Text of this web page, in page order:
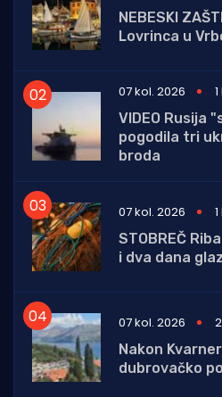
NEBESKI
Lovrinca u
07 kol. 2026
VIDEO Rusija
pogodila tri
broda
07 kol. 2026
STOBREČ
i dva dana
07 kol. 2026
Nakon
dubrovačko